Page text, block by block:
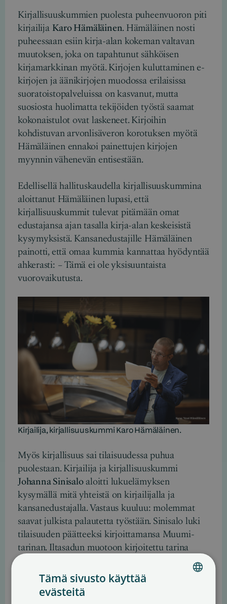
Kirjallisuuskummien puolesta puheenvuoron piti
kirjailija Karo Hämäläinen. Hämäläinen nosti
puheessaan esiin kirja-alan kokeman valtavan
muutoksen, joka on tapahtunut sähköisen
kirjamarkkinan myötä. Kirjojen kuluttaminen e-
kirjojen ja äänikirjojen muodossa erilaisissa
suoratoistopalveluissa on kasvanut, mutta
suosiosta huolimatta tekijöiden työstä saamat
kokonaistulot ovat laskeneet. Kirjoihin
kohdistuvan arvonlisäveron korotuksen myötä
Hämäläinen ennakoi painettujen kirjojen
myynnin vähenevän entisestään.
Edellisellä hallituskaudella kirjallisuuskummina
aloittanut Hämäläinen lupasi, että
kirjallisuuskummit tulevat pitämään omat
edustajansa ajan tasalla kirja-alan keskeisistä
kysymyksistä. Kansanedustajille Hämäläinen
painotti, että omaa kummia kannattaa hyödyntää
ahkerasti: – Tämä ei ole yksisuuntaista
vuorovaikutusta.
Kirjailija, kirjallisuuskummi Karo Hämäläinen.
Myös kirjallisuus sai tilaisuudessa puhua
puolestaan. Kirjailija ja kirjallisuuskummi
Johanna Sinisaloaloitti lukuelämyksen
kysymällä mitä yhteistä on kirjailijalla ja
kansanedustajalla. Vastaus kuuluu: molemmat
saavat julkista palautetta työstään. Sinisalo luki
tilaisuuden päätteeksi kirjoittamansa Muumi-
tarinan. Iltasadun muotoon kirjoitettu tarina
suhdetta ja toivotti tilaisuuteen osallistuneille
samalla hyvää yötä.
Tämä sivusto käyttää
evästeitä